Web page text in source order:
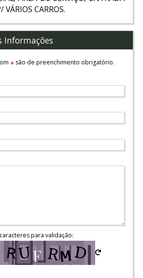
VÁRIOS CARROS.
Informações
*são de preenchimento obrigatório.
para validação: